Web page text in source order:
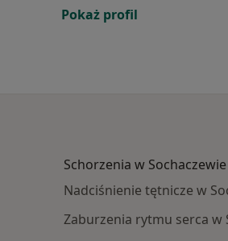
Pokaż profil
Schorzenia w Sochaczewie
Nadciśnienie tętnicze w
Zaburzenia rytmu serca w